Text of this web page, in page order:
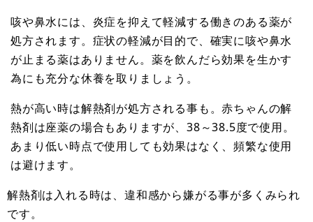
咳や鼻水には、炎症を抑えて軽減する働きのある薬が
処方されます。症状の軽減が目的で、確実に咳や鼻水
が止まる薬はありません。薬を飲んだら効果を生かす
為にも充分な休養を取りましょう。
熱が高い時は解熱剤が処方される事も。赤ちゃんの解
熱剤は座薬の場合もありますが、38～38.5度で使用。
あまり低い時点で使用しても効果はなく、頻繁な使用
は避けます。
解熱剤は入れる時は、違和感から嫌がる事が多くみられ
です。